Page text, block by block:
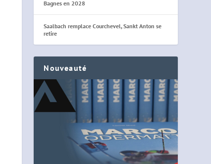
Bagnes en 2028
Saalbach remplace Courchevel, Sankt Anton se
retire
Nouveauté